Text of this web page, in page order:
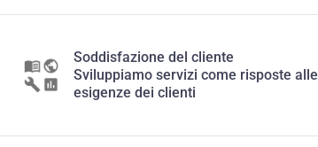
Soddisfazione del cliente
Sviluppiamo servizi come risposte alle
esigenze dei clienti